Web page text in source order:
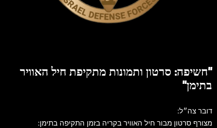
"חשיפה: סרטון ותמונות מתקיפת חיל האוויר
בתימן"
דובר צה״ל:
מצורף סרטון מבור חיל האוויר בקריה בזמן התקיפה בתימן: